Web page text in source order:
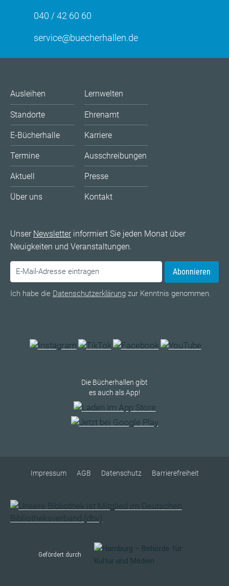
040 / 42 60 60
service@buecherhallen.de
Ausleihen
Standorte
E-Bücherhalle
Termine
Aktuell
Über uns
Lernwelten
Ehrenamt
Karriere
Ausschreibungen
Presse
Kontakt
Unser Newsletterinformiert Sie jeden Monat über
Neuigkeiten und Veranstaltungen.
Abonnieren
Ich habe die Datenschutzerklärung zur Kenntnis genommen.
Die Bücherhallen gibt
es auch als App!
Impressum AGB Datenschutz Barrierefreiheit
Gefördert durch